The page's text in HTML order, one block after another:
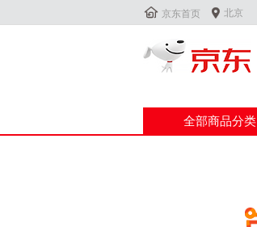
 京东首页  北京
全部商品分类